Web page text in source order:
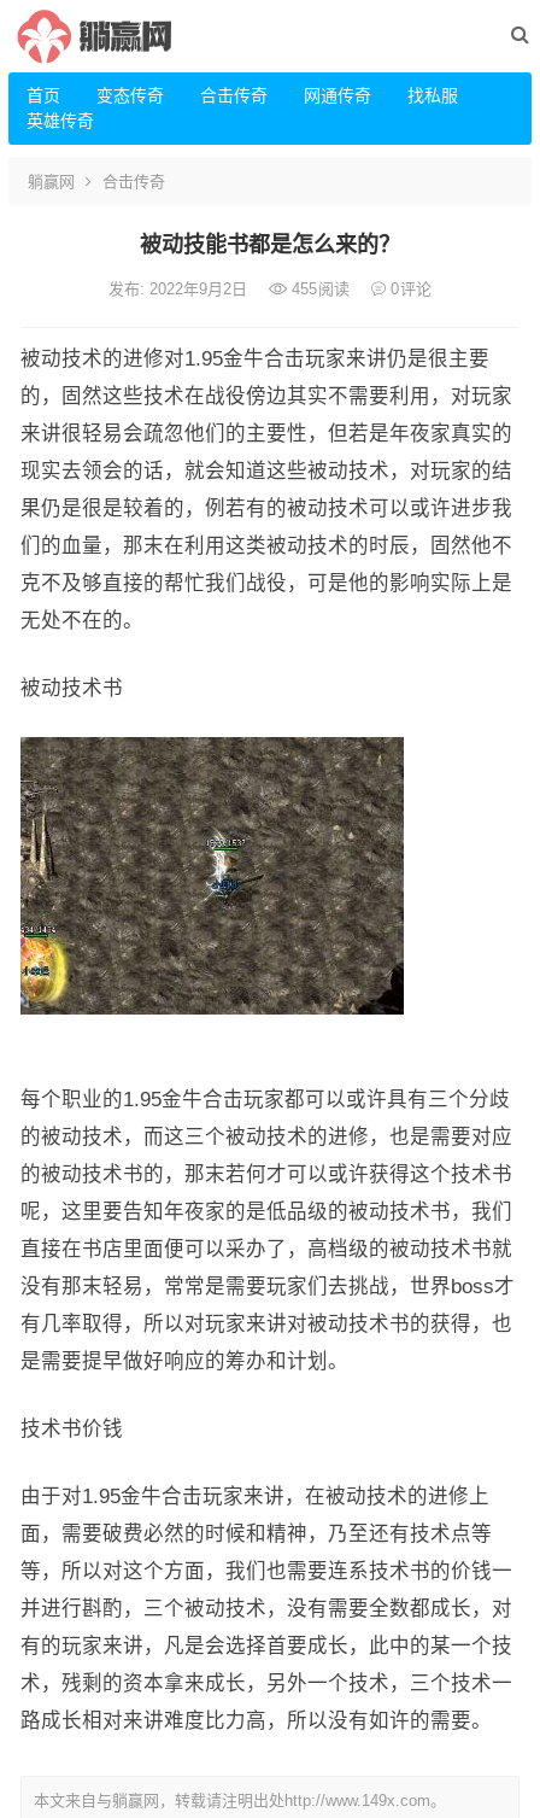
首页 变态传奇 合击传奇 网通传奇
找私服
英雄传奇
躺赢网 合击传奇
被动技能书都是怎么来的？
发布: 2022年9月2日 455阅读 0评论
被动技术的进修对1.95金牛合击玩家来讲仍是很主要
的，固然这些技术在战役傍边其实不需要利用，对玩家
来讲很轻易会疏忽他们的主要性，但若是年夜家真实的
现实去领会的话，就会知道这些被动技术，对玩家的结
果仍是很是较着的，例若有的被动技术可以或许进步我
们的血量，那末在利用这类被动技术的时辰，固然他不
克不及够直接的帮忙我们战役，可是他的影响实际上是
无处不在的。
被动技术书
每个职业的1.95金牛合击玩家都可以或许具有三个分歧
的被动技术，而这三个被动技术的进修，也是需要对应
的被动技术书的，那末若何才可以或许获得这个技术书
呢，这里要告知年夜家的是低品级的被动技术书，我们
直接在书店里面便可以采办了，高档级的被动技术书就
没有那末轻易，常常是需要玩家们去挑战，世界boss才
有几率取得，所以对玩家来讲对被动技术书的获得，也
是需要提早做好响应的筹办和计划。
技术书价钱
由于对1.95金牛合击玩家来讲，在被动技术的进修上
面，需要破费必然的时候和精神，乃至还有技术点等
等，所以对这个方面，我们也需要连系技术书的价钱一
并进行斟酌，三个被动技术，没有需要全数都成长，对
有的玩家来讲，凡是会选择首要成长，此中的某一个技
术，残剩的资本拿来成长，另外一个技术，三个技术一
路成长相对来讲难度比力高，所以没有如许的需要。
本文来自与躺赢网，转载请注明出处http://www.149x.com。